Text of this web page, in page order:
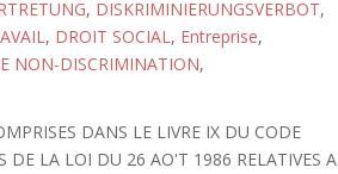
, DISKRIMINIERUNGSVERBOT,
, DROIT SOCIAL, Entreprise,
NON-DISCRIMINATION,
DANS LE LIVRE IX DU CODE
DE LA LOI DU 26 AO'T 1986 RELATIVES A